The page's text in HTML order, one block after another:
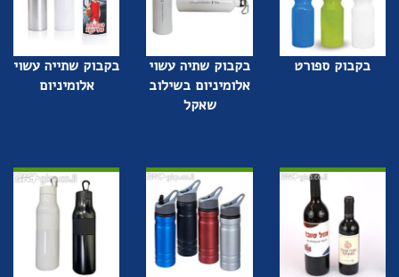
בקבוק ספורט
בקבוק שתיה עשוי
אלומיניום בשילוב
שאקל
בקבוק שתייה עשוי
אלומיניום